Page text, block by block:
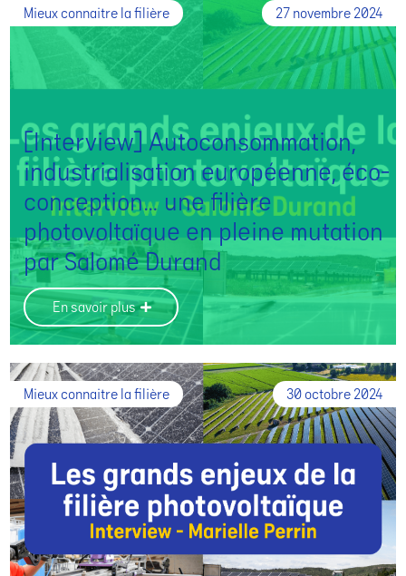
27 novembre 2024
Mieux connaitre la filière
[Interview] Autoconsommation,
industrialisation européenne, éco-
conception… une filière
photovoltaïque en pleine mutation
par Salomé Durand
En savoir plus
30 octobre 2024
Mieux connaitre la filière